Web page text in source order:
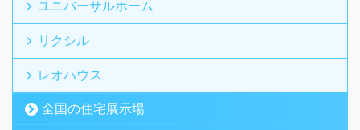
ユニバーサルホーム
リクシル
レオハウス
全国の住宅展示場